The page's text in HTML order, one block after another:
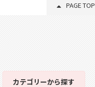
PAGE TOP
カテゴリーから探す